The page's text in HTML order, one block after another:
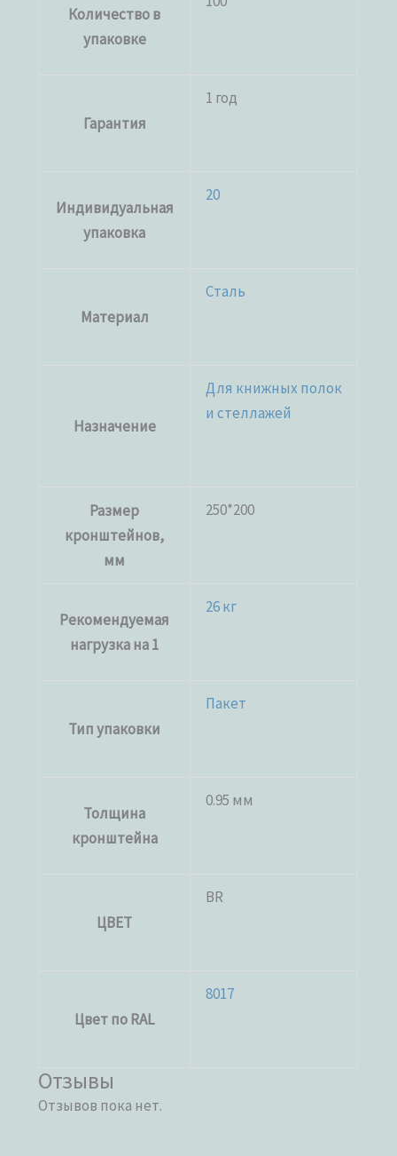
Количество в
упаковке
Гарантия
1 год
Индивидуальная
упаковка
20
Материал
Сталь
Назначение
Для книжных полок
и стеллажей
Размер
кронштейнов,
мм
250*200
Рекомендуемая
нагрузка на 1
26 кг
Тип упаковки
Пакет
Толщина
кронштейна
0.95 мм
ЦВЕТ
BR
Цвет по RAL
8017
Отзывы
Отзывов пока нет.